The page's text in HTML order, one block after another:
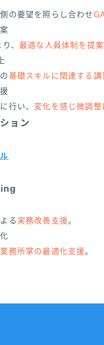
の要望を照らし合わせ
、 最適な人員体制を提案
基礎スキルに関連する講
行い、 変化を感じ微調
ョン
る 実務改善支援。
業務所掌の最適化支援。